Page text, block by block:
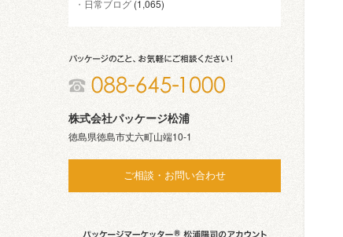
日常ブログ (1,065)
株式会社パッケージ松浦
徳島県徳島市丈六町山端10-1
ご相談・お問い合わせ